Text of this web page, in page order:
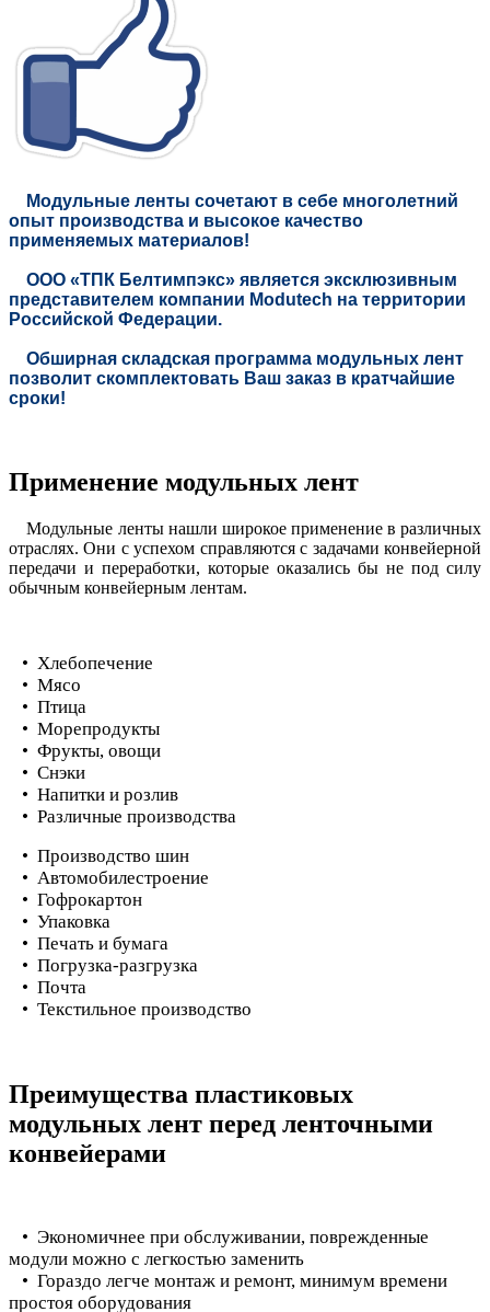
Модульные ленты сочетают в себе многолетний
опыт производства и высокое качество
применяемых материалов!
ООО «ТПК Белтимпэкс» является эксклюзивным
представителем компании Modutech на территории
Российской Федерации.
Обширная складская программа модульных лент
позволит скомплектовать Ваш заказ в кратчайшие
сроки!
Применение модульных лент
Модульные ленты нашли широкое применение в различных
отраслях. Они с успехом справляются с задачами конвейерной
передачи и переработки, которые оказались бы не под силу
обычным конвейерным лентам.
• Хлебопечение
• Мясо
• Птица
• Морепродукты
• Фрукты, овощи
• Снэки
• Напитки и розлив
• Различные производства
• Производство шин
• Автомобилестроение
• Гофрокартон
• Упаковка
• Печать и бумага
• Погрузка-разгрузка
• Почта
• Текстильное производство
Преимущества пластиковых
модульных лент перед ленточными
конвейерами
• Экономичнее при обслуживании, поврежденные
модули можно с легкостью заменить
• Гораздо легче монтаж и ремонт, минимум времени
простоя оборудования